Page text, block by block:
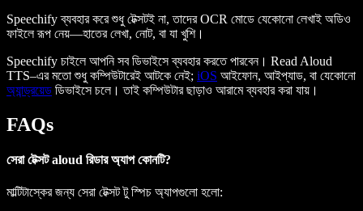
Speechify ব্যবহার করে শুধু টেক্সটই না, তাদের OCR মোডে যেকোনো লেখাই অডিও
ফাইলে রূপ নেয়—হাতের লেখা, নোট, বা যা খুশি।
Speechify চাইলে আপনি সব ডিভাইসে ব্যবহার করতে পারবেন। Read Aloud
TTS–এর মতো শুধু কম্পিউটারেই আটকে নেই; iOS আইফোন, আইপ্যাড, বা যেকোনো
অ্যান্ড্রয়েড ডিভাইসে চলে। তাই কম্পিউটার ছাড়াও আরামে ব্যবহার করা যায়।
FAQs
সেরা টেক্সট aloud রিডার অ্যাপ কোনটি?
মাল্টিটাস্কের জন্য সেরা টেক্সট টু স্পিচ অ্যাপগুলো হলো: